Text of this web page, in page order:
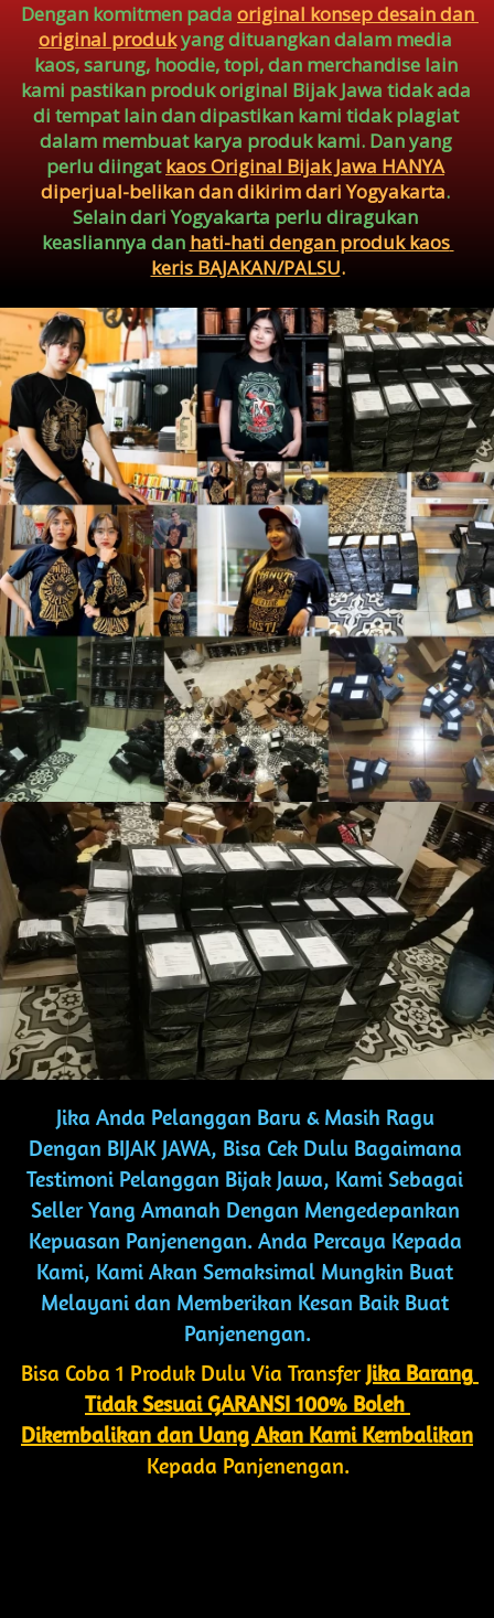
Dengan komitmen pada original konsep desain dan
original produk yang dituangkan dalam media
kaos, sarung, hoodie, topi, dan merchandise lain
kami pastikan produk original Bijak Jawa tidak ada
di tempat lain dan dipastikan kami tidak plagiat
dalam membuat karya produk kami. Dan yang
perlu diingat kaos Original Bijak Jawa HANYA
diperjual-belikan dan dikirim dari Yogyakarta.
Selain dari Yogyakarta perlu diragukan
keasliannya dan hati-hati dengan produk kaos
keris BAJAKAN/PALSU.
Jika Anda Pelanggan Baru & Masih Ragu
Dengan BIJAK JAWA, Bisa Cek Dulu Bagaimana
Testimoni Pelanggan Bijak Jawa, Kami Sebagai
Seller Yang Amanah Dengan Mengedepankan
Kepuasan Panjenengan. Anda Percaya Kepada
Kami, Kami Akan Semaksimal Mungkin Buat
Melayani dan Memberikan Kesan Baik Buat
Panjenengan.
Bisa Coba 1 Produk Dulu Via Transfer Jika Barang
Tidak Sesuai GARANSI 100% Boleh
Dikembalikan dan Uang Akan Kami Kembalikan
Kepada Panjenengan.